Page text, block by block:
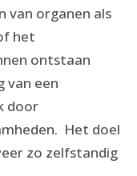
van organen als
het
ontstaan
van een
door
Het doel
zo zelfstandig